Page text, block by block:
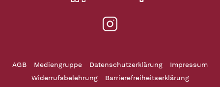
AGB Mediengruppe Datenschutzerklärung
Impressum
Widerrufsbelehrung
Barrierefreiheitserklärung